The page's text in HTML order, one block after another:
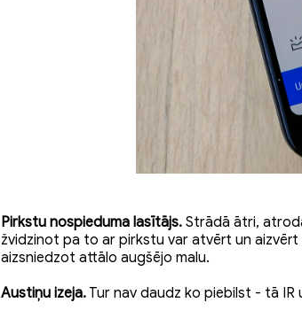
Pirkstu nospieduma lasītājs.Strādā ātri,
žvidzinot pa to ar pirkstu var atvērt un
aizsniedzot attālo augšējo malu.
Austiņu izeja.Tur nav daudz ko piebilst - tā IR